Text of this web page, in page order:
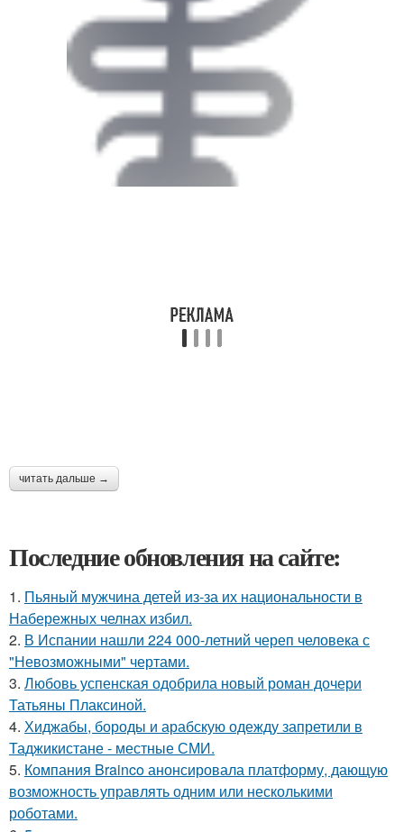
читать дальше →
Последние обновления на сайте:
1. Пьяный мужчина детей из-за их национальности в
Набережных челнах избил.
2. В Испании нашли 224 000-летний череп человека с
"Невозможными" чертами.
3. Любовь успенская одобрила новый роман дочери
Татьяны Плаксиной.
4. Хиджабы, бороды и арабскую одежду запретили в
Таджикистане - местные СМИ.
5. Компания Brainco анонсировала платформу, дающую
возможность управлять одним или несколькими
роботами.